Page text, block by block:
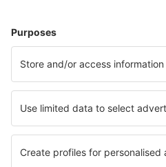
Subic Bay (SFS)
Surigao Airport (SUG)
Tawi-Tawi Airport (TWT)
Tuguegarao Airport (TUG)
Virac Airport (VRC)